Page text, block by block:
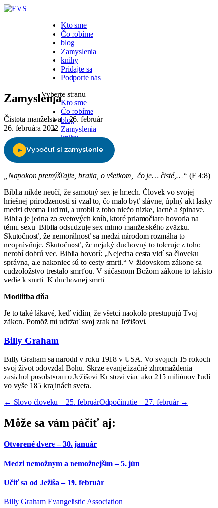
Kto sme
Čo robíme
blog
Zamyslenia
knihy
Pridajte sa
Podporte nás
Vyberte stranu
Kto sme
Čo robíme
blog
Zamyslenia
knihy
Pridajte sa
Podporte nás
Zamyslenia
Čistota manželstva – 26. február
26. februára 2022
„Napokon premýšľajte, bratia, o všetkom, čo je… čisté,…“ (F 4:8)
Biblia nikde neučí, že samotný sex je hriech. Človek vo svojej
hriešnej prirodzenosti si vzal to, čo malo byť slávne, úplný akt lásky
medzi dvoma ľuďmi, a urobil z toho niečo nízke, lacné a špinavé.
Biblia je jedna zo svetových kníh, ktoré priamočiaro hovoria na
tému sexu. Biblia odsudzuje sex mimo manželského zväzku.
Skutočnosť, že nemorálnosť sa medzi národom rozmáha to
neoprávňuje. Skutočnosť, že nejaký duchovný to toleruje z toho
nerobí dobrú vec. Biblia hovorí: „Nejedna cesta vidí sa človeku
správna, ale nakoniec sú to cesty smrti.“ V židovskom zákone sa
cudzoložstvo trestalo smrťou. V súčasnom Božom zákone to takisto
vedie k smrti. K duchovnej smrti.
Modlitba dňa
Je to také lákavé, keď vidím, že všetci naokolo prestupujú Tvoj
zákon. Pomôž mi udržať svoj zrak na Ježišovi.
Billy Graham
Billy Graham sa narodil v roku 1918 v USA. Vo svojich 15 rokoch
svoj život odovzdal Bohu. Skrze evanjelizačné zhromaždenia
zasiahol posolstvom o Ježišovi Kristovi viac ako 215 miliónov ľudí
vo vyše 185 krajinách sveta.
← Slovo človeku – 25. februárOdpočinutie – 27. február →
Môže sa vám páčiť aj:
Otvorené dvere – 30. január
Medzi nemožným a nemožnejším – 5. jún
Učiť sa od Ježiša – 19. február
Billy Graham Evangelistic Association